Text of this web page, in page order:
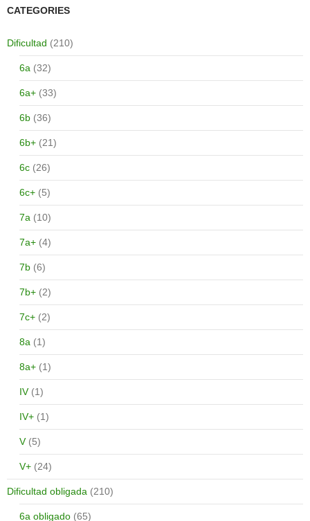
CATEGORIES
Dificultad (210)
6a (32)
6a+ (33)
6b (36)
6b+ (21)
6c (26)
6c+ (5)
7a (10)
7a+ (4)
7b (6)
7b+ (2)
7c+ (2)
8a (1)
8a+ (1)
IV(1)
IV+ (1)
V(5)
V+ (24)
Dificultad obligada (210)
6a obligado (65)